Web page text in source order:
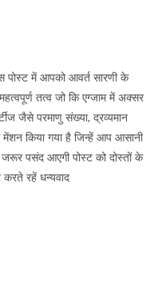
पोस्ट में आपको आवर्त सारणी के
तत्‍व जो कि एग्जाम में अक्सर
जैसे परमाणु संख्या, द्रव्यमान
किया गया है जिन्हें आप आसानी
पसंद आएगी पोस्ट को दोस्तों के
रहें धन्यवाद